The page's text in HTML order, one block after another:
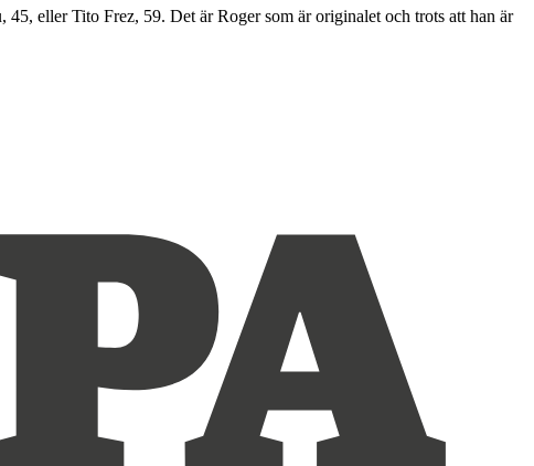
eller Tito Frez, 59. Det är Roger som är originalet och trots att han är